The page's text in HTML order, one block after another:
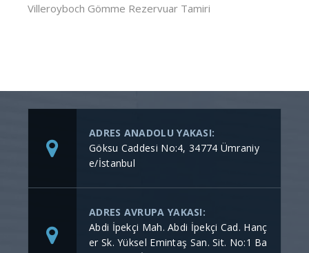
Villeroyboch Gömme Rezervuar Tamiri
ADRES ANADOLU YAKASI:
Göksu Caddesi No:4, 34774 Ümraniy
e/İstanbul
ADRES AVRUPA YAKASI:
Abdi İpekçi Mah. Abdi İpekçi Cad. Hanç
er Sk. Yüksel Emintaş San. Sit. No:1 Ba